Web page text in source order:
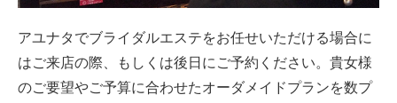
アユナタでブライダルエステをお任せいただける場合に
はご来店の際、もしくは後日にご予約ください。貴女様
のご要望やご予算に合わせたオーダメイドプランを数プ